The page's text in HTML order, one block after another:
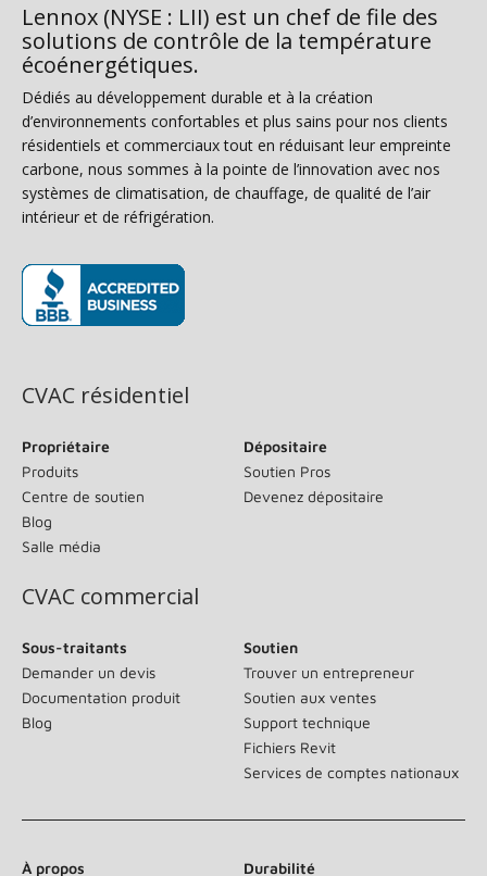
Lennox (NYSE : LII) est un chef de file des
solutions de contrôle de la température
écoénergétiques.
Dédiés au développement durable et à la création
d’environnements confortables et plus sains pour nos clients
résidentiels et commerciaux tout en réduisant leur empreinte
carbone, nous sommes à la pointe de l’innovation avec nos
systèmes de climatisation, de chauffage, de qualité de l’air
intérieur et de réfrigération.
CVAC résidentiel
Propriétaire
Produits
Centre de soutien
Blog
Salle média
Dépositaire
Soutien Pros
Devenez dépositaire
CVAC commercial
Sous-traitants
Demander un devis
Documentation produit
Blog
Soutien
Trouver un entrepreneur
Soutien aux ventes
Support technique
Fichiers Revit
Services de comptes nationaux
À propos Durabilité